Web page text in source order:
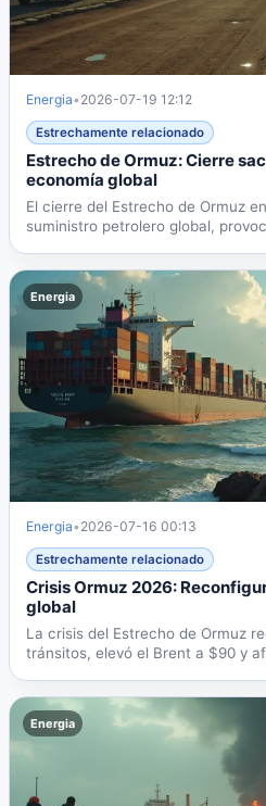
Energia• 2026-07-19 12:12
Estrechamente relacionado
Estrecho de Ormuz: Cierre
economía global
El cierre del Estrecho de Ormuz
suministro petrolero global,
Energia
Energia• 2026-07-16 00:13
Estrechamente relacionado
Crisis Ormuz 2026:
global
La crisis del Estrecho de Ormuz
tránsitos, elevó el Brent a $90 y
Energia